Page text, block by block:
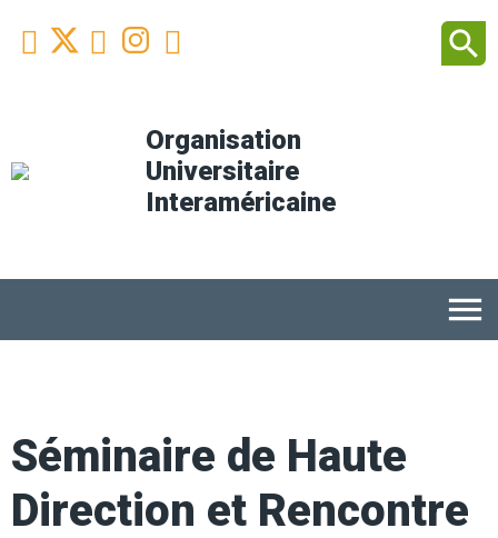
Organisation
Universitaire
Interaméricaine
 Facebook
 YoutubeInstagram
 search
menu
Séminaire de Haute
Direction et Rencontre